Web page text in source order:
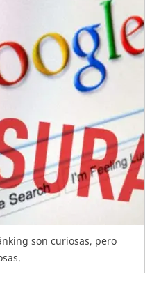
son curiosas, pero